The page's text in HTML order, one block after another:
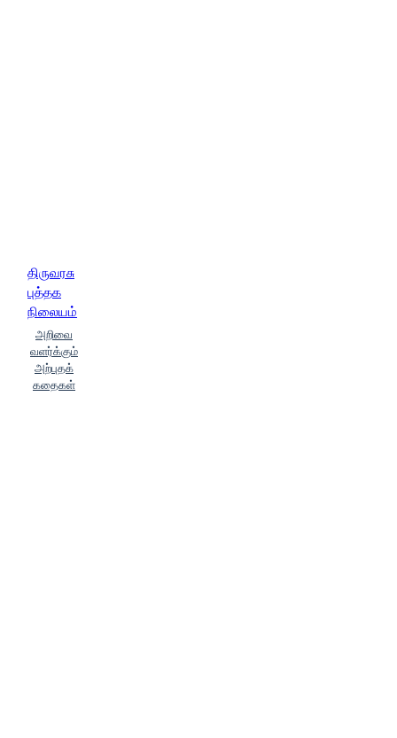
திருவரசு
புத்தக
நிலையம்
அறிவை
வளர்க்கும்
அற்புதக்
கதைகள்